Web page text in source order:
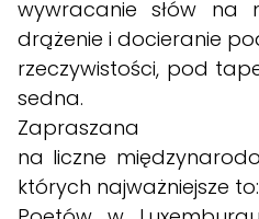
wywracanie słów na
drążenie i docieranie
rzeczywistości, pod
sedna.
Zapraszana
na liczne
których najważniejsze